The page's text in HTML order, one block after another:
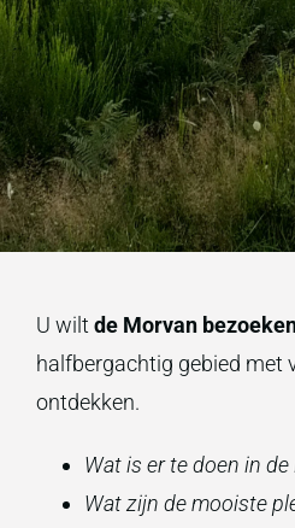
U wilt de Morvan
halfbergachtig gebied met
ontdekken.
Wat is er te doen in de
Wat zijn de mooiste